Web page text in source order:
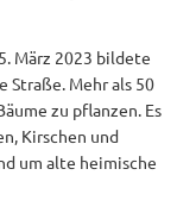
März 2023 bildete
Straße. Mehr als 50
zu pflanzen. Es
Kirschen und
um alte heimische